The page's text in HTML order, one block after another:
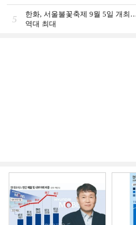
5
한화, 서울불꽃축제 9월 5일 개최
역대 최대